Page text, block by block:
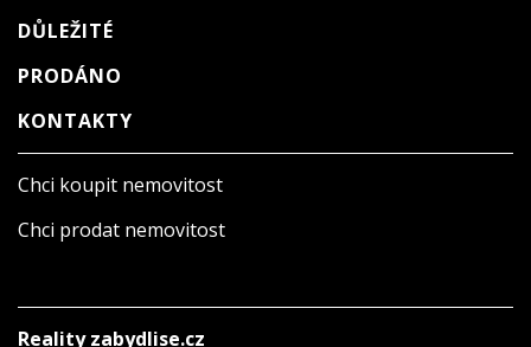
DŮLEŽITÉ
PRODÁNO
KONTAKTY
Chci koupit nemovitost
Chci prodat nemovitost
Reality zabydlise.cz